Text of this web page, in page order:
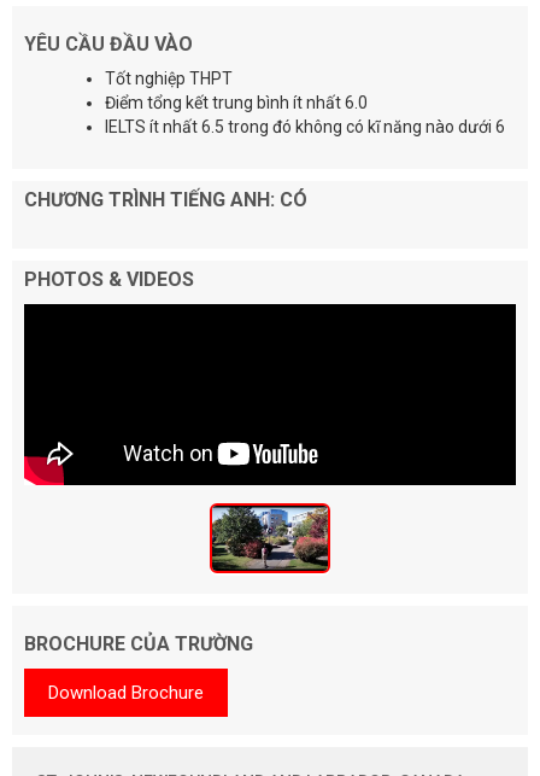
YÊU CẦU ĐẦU VÀO
Tốt nghiệp THPT
Điểm tổng kết trung bình ít nhất 6.0
IELTS ít nhất 6.5 trong đó không có kĩ năng nào dưới 6
CHƯƠNG TRÌNH TIẾNG ANH: CÓ
PHOTOS & VIDEOS
BROCHURE CỦA TRƯỜNG
Download Brochure